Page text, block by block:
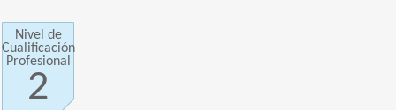
Nivel de
Cualificación
Profesional
2